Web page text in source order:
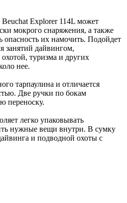
Explorer 114L может
мокрого снаряжения, а также
опасность их намочить. Подойдет
занятий дайвингом,
туризма и других
нее.
тарпаулина и отличается
Две ручки по бокам
переноску.
легко упаковывать
нужные вещи внутри. В сумку
и подводной охоты с